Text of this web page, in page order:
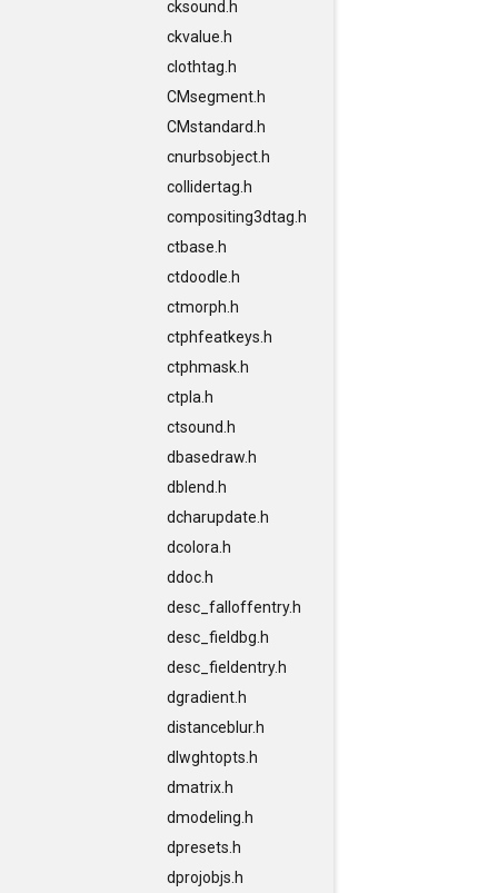
cksound.h
ckvalue.h
clothtag.h
CMsegment.h
CMstandard.h
cnurbsobject.h
collidertag.h
compositing3dtag.h
ctbase.h
ctdoodle.h
ctmorph.h
ctphfeatkeys.h
ctphmask.h
ctpla.h
ctsound.h
dbasedraw.h
dblend.h
dcharupdate.h
dcolora.h
ddoc.h
desc_falloffentry.h
desc_fieldbg.h
desc_fieldentry.h
dgradient.h
distanceblur.h
dlwghtopts.h
dmatrix.h
dmodeling.h
dpresets.h
dprojobjs.h